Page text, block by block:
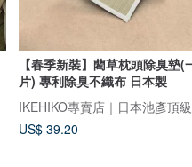
【春季新裝】藺草枕頭除臭墊(
片) 專利除臭不織布 日本製
US$ 39.20